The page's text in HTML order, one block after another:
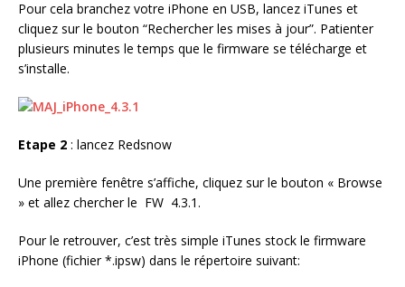
Pour cela branchez votre iPhone en USB, lancez iTunes et
cliquez sur le bouton “Rechercher les mises à jour”. Patienter
plusieurs minutes le temps que le firmware se télécharge et
s’installe.
Etape 2 : lancez Redsnow
Une première fenêtre s’affiche, cliquez sur le bouton « Browse
» et allez chercher le FW 4.3.1.
Pour le retrouver, c’est très simple iTunes stock le firmware
iPhone (fichier *.ipsw) dans le répertoire suivant: